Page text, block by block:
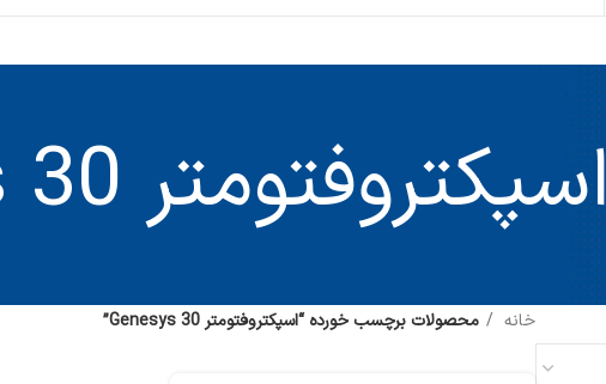
اسپکتروفتومتر Genesys 30
خانه محصولات برچسب خورده “اسپکتروفتومتر Genesys 30”